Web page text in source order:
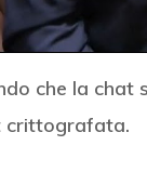
che la chat
crittografata.